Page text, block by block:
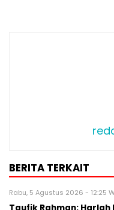
BERITA TERKAIT
Rabu, 5 Agustus 2026 - 12:25